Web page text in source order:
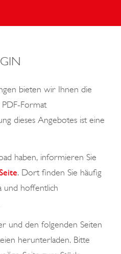
bieten wir Ihnen die
Format
dieses Angebotes ist eine
haben, informieren Sie
. Dort finden Sie häufig
und hoffentlich
und den folgenden Seiten
herunterladen. Bitte